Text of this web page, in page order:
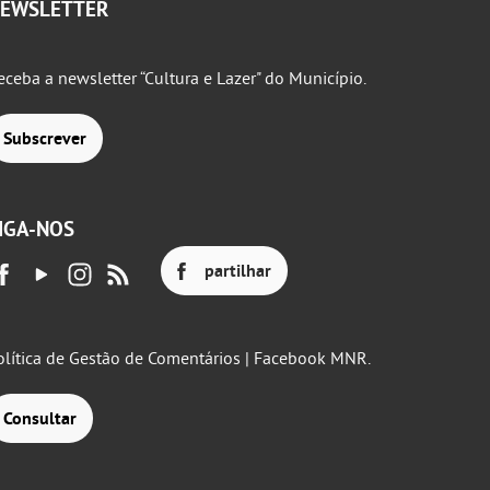
a newsletter “Cultura e Lazer" do Município.
Subscrever
NOS
partilhar
de Gestão de Comentários | Facebook MNR.
Consultar